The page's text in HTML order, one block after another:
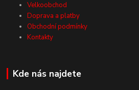
Velkoobchod
Doprava a platby
Obchodní podmínky
Kontakty
Kde nás najdete